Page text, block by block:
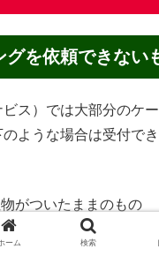
グを依頼できない
ス）では大部分のケ
のような場合は受付で
がついたままのもの
したもの
ーム 検索